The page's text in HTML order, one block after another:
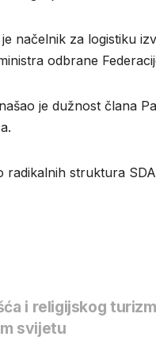
je načelnik za logistiku
odbrane
je dužnost člana
radikalnih struktura
i religijskog
svijetu